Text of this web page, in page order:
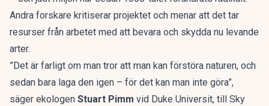
Andra forskare kritiserar projektet och menar att det tar
resurser från arbetet med att bevara och skydda nu levande
arter.
”Det är farligt om man tror att man kan förstöra naturen, och
sedan bara laga den igen – för det kan man inte göra”,
säger ekologen Stuart Pimm vid Duke Universit, till Sky